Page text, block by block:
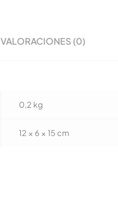
VALORACIONES (0)
0,2 kg
12 × 6 × 15 cm